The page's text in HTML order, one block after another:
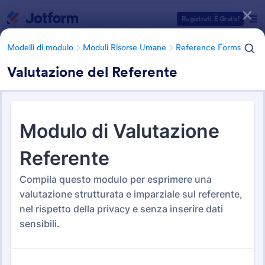
Registrati. È Gratis!
Modelli di modulo Moduli Risorse Umane Reference Forms
Valutazione del Referente
Modelli di modulo Moduli Risorse Umane Reference Forms
Reference Forms
Categorie Template Moduli